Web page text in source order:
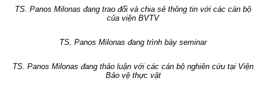
TS. Panos Milonas đang trao đổi và chia sẻ thông tin với các cán bộ
của viện BVTV
TS. Panos Milonas đang trình bày seminar
TS. Panos Milonas đang thảo luận với các cán bộ nghiên cứu tại Viện
Bảo vệ thực vật